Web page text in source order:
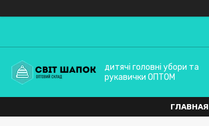
дитячі головні убори та
рукавички ОПТОМ
ГЛАВНАЯ